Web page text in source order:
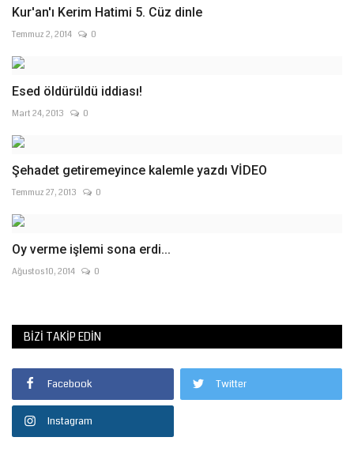
Kur'an'ı Kerim Hatimi 5. Cüz dinle
Temmuz 2, 2014 0
Esed öldürüldü iddiası!
Mart 24, 2013 0
Şehadet getiremeyince kalemle yazdı VİDEO
Temmuz 27, 2013 0
Oy verme işlemi sona erdi...
Ağustos 10, 2014 0
BIZI TAKIP EDIN
Facebook Twitter
Instagram